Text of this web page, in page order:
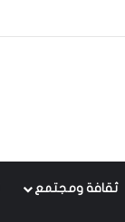
ثقافة ومجتمع